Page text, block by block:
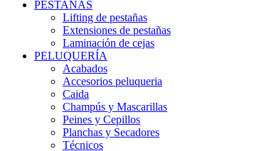
PESTAÑAS
Lifting de pestañas
Extensiones de pestañas
Laminación de cejas
PELUQUERÍA
Acabados
Accesorios peluqueria
Caida
Champús y Mascarillas
Peines y Cepillos
Planchas y Secadores
Técnicos